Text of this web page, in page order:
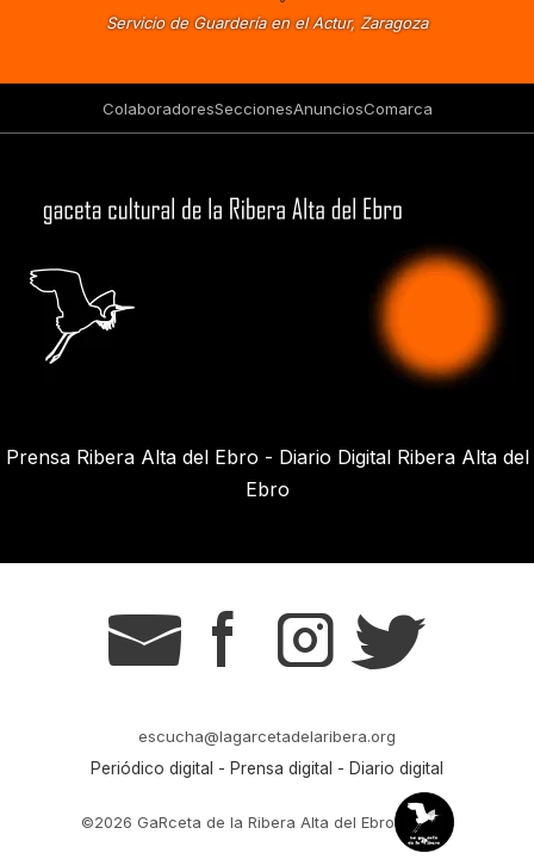
Servicio de Guardería en el Actur, Zaragoza
ColaboradoresSeccionesAnunciosComarca
Prensa Ribera Alta del Ebro - Diario Digital Ribera Alta del
Ebro
g s t r
escucha@lagarcetadelaribera.org
Periódico digital - Prensa digital - Diario digital
©2026 GaRceta de la Ribera Alta del Ebro